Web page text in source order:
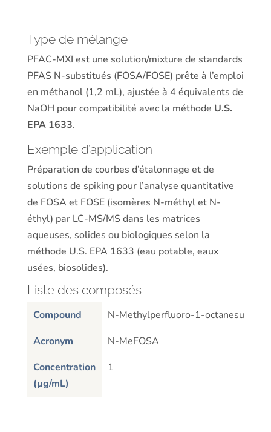
Type de mélange
PFAC-MXI est une solution/mixture de standards
PFAS N-substitués (FOSA/FOSE) prête à l’emploi
en méthanol (1,2 mL), ajustée à 4 équivalents de
NaOH pour compatibilité avec la méthode U.S.
EPA 1633.
Exemple d’application
Préparation de courbes d’étalonnage et de
solutions de spiking pour l’analyse quantitative
de FOSA et FOSE (isomères N-méthyl et N-
éthyl) par LC-MS/MS dans les matrices
aqueuses, solides ou biologiques selon la
méthode U.S. EPA 1633 (eau potable, eaux
usées, biosolides).
Liste des composés
Compound
Acronym
Concentration
(µg/mL)
N-Methylperfluoro-1-
N-MeFOSA
1